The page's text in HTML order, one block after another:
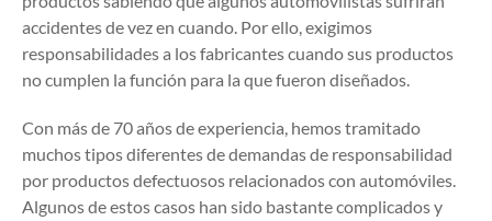
accidentes de vez en cuando. Por ello, exigimos
responsabilidades a los fabricantes cuando sus productos
no cumplen la función para la que fueron diseñados.
Con más de 70 años de experiencia, hemos tramitado
muchos tipos diferentes de demandas de responsabilidad
por productos defectuosos relacionados con automóviles.
Algunos de estos casos han sido bastante complicados y